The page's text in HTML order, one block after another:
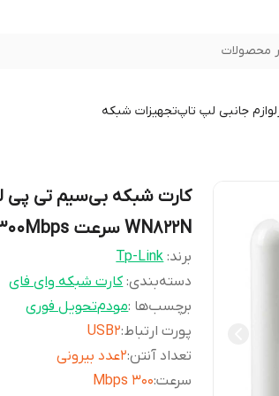
محصولات
لوازم جانبی لپ تاپتجهیزات شبکه
WN822N سرعت ۳۰۰Mbps
برند: Tp-Link
دسته‌بندی:کارت شبکه وای فای
برچسب‌ها :مودمتحویل فوری
پورت ارتباط:
USB2
تعداد آنتن:2عدد بیرونی
سرعت:
300 Mbps